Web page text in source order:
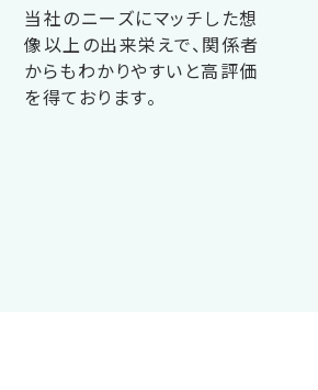
当社のニーズにマッチした想
像以上の出来栄えで、関係者
からもわかりやすいと高評価
を得ております。